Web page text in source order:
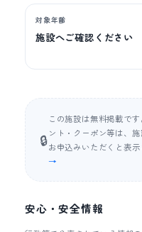
対象年齢
施設へご確認ください
🔒
この施設は無料掲載で
ント・クーポン等は、
お申込みいただくと表示
→
安心・安全情報